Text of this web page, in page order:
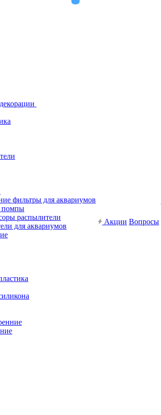
фильтры для аквариумов
помпы
распылители
для аквариумов
Акции Вопросы